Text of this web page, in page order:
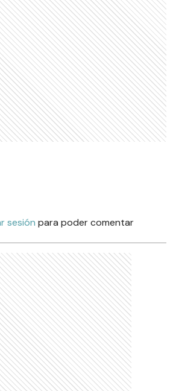
sesión para poder comentar